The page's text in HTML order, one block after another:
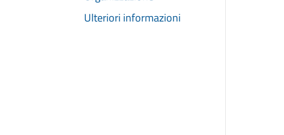
Ulteriori informazioni